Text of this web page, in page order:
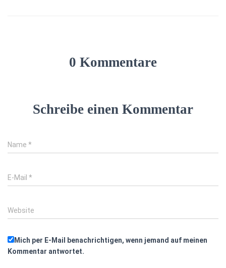
0 Kommentare
Schreibe einen Kommentar
Name *
E-Mail *
Website
Mich per E-Mail benachrichtigen, wenn jemand auf meinen
Kommentar antwortet.